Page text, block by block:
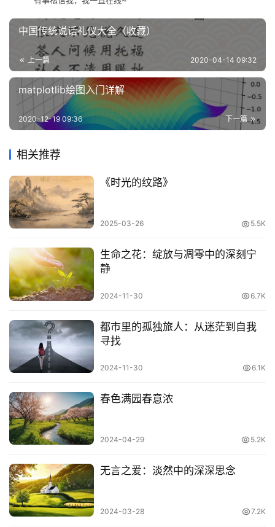
具
专
区
常
网
址
登录 注册
中国传统说话礼仪大全（收藏）
上一篇 2020-04-14 09:32
matplotlib绘图入门详解
下一篇
2020-12-19 09:36
相关推荐
《时光的纹路》
2025-03-26 5.5K
生命之花：绽放与凋零中的深刻宁
静
2024-11-30 6.7K
都市里的孤独旅人：从迷茫到自我
寻找
2024-11-30 6.1K
春色满园春意浓
2024-04-29 5.2K
无言之爱：淡然中的深深思念
2024-03-28 7.2K